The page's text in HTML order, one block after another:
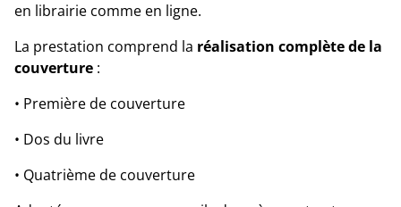
en librairie comme en ligne.
La prestation comprend la réalisation complète de la
couverture :
• Première de couverture
• Dos du livre
• Quatrième de couverture